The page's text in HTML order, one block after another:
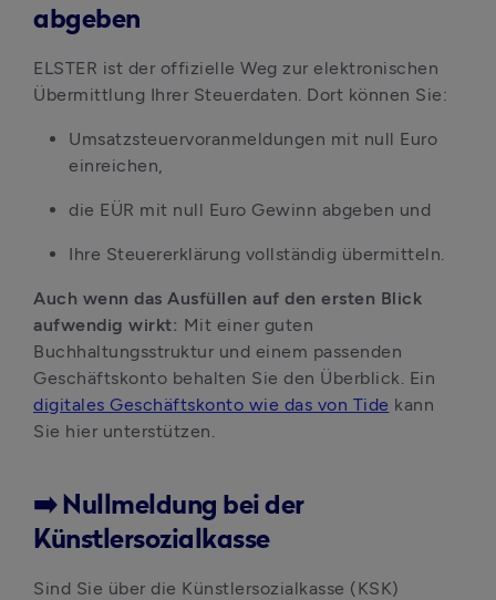
abgeben
ELSTER ist der offizielle Weg zur elektronischen
Übermittlung Ihrer Steuerdaten. Dort können Sie:
Umsatzsteuervoranmeldungen mit null Euro
einreichen,
die EÜR mit null Euro Gewinn abgeben und
Ihre Steuererklärung vollständig übermitteln.
Auch wenn das Ausfüllen auf den ersten Blick
aufwendig wirkt: Mit einer guten
Buchhaltungsstruktur und einem passenden
digitales Geschäftskonto wie das von Tide kann
Sie hier unterstützen.
➡️ Nullmeldung bei der
Künstlersozialkasse
Sind Sie über die Künstlersozialkasse (KSK)